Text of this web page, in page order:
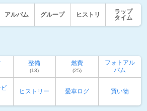
アルバム グループ ヒストリ
ラップ
タイム
整備
(13)
燃費
(25)
フォトアル
バム
ヒストリー 愛車ログ 買い物